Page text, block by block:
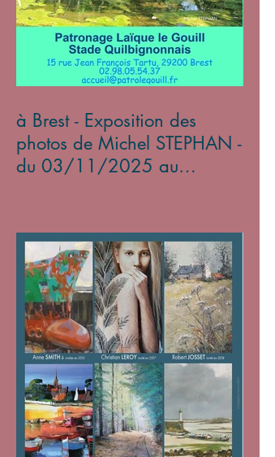
à Brest - Exposition des
photos de Michel STEPHAN -
du 03/11/2025 au